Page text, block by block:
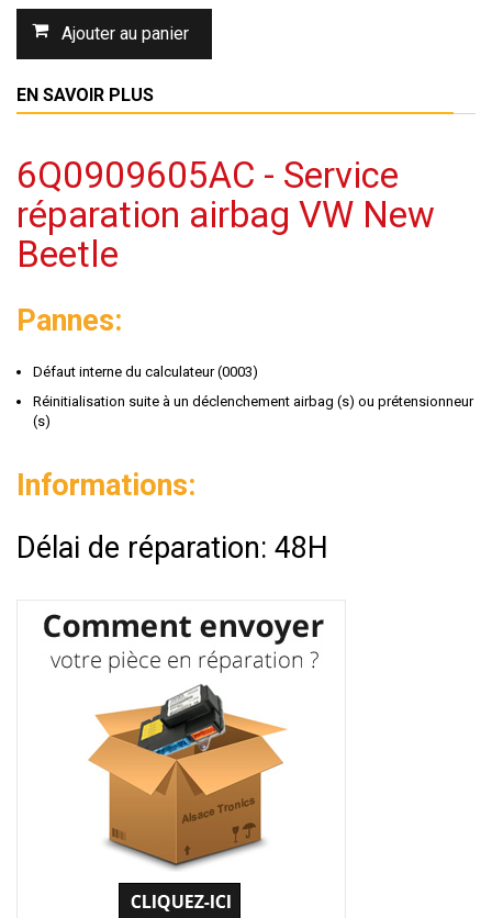
Ajouter au panier
EN SAVOIR PLUS
6Q0909605AC - Service
réparation airbag VW New
Beetle
Pannes:
Défaut interne du calculateur (0003)
Réinitialisation suite à un déclenchement airbag (s) ou prétensionneur
(s)
Informations:
Délai de réparation: 48H